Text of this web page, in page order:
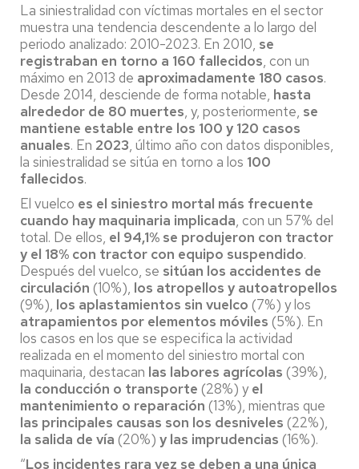
La siniestralidad con víctimas mortales en el sector
muestra una tendencia descendente a lo largo del
periodo analizado: 2010-2023. En 2010, se
registraban en torno a 160 fallecidos, con un
máximo en 2013 de aproximadamente 180 casos.
Desde 2014, desciende de forma notable, hasta
alrededor de 80 muertes, y, posteriormente, se
mantiene estable entre los 100 y 120 casos
anuales. En 2023, último año con datos disponibles,
la siniestralidad se sitúa en torno a los 100
fallecidos.
El vuelco es el siniestro mortal más frecuente
cuando hay maquinaria implicada, con un 57% del
total. De ellos, el 94,1% se produjeron con tractor
y el 18% con tractor con equipo suspendido.
Después del vuelco, se sitúan los accidentes de
circulación (10%), los atropellos y autoatropellos
(9%), los aplastamientos sin vuelco (7%) y los
atrapamientos por elementos móviles (5%). En
los casos en los que se especifica la actividad
realizada en el momento del siniestro mortal con
maquinaria, destacan las labores agrícolas (39%),
la conducción o transporte (28%) y el
mantenimiento o reparación (13%), mientras que
las principales causas son los desniveles (22%),
la salida de vía (20%) y las imprudencias (16%).
“Los incidentes rara vez se deben a una única